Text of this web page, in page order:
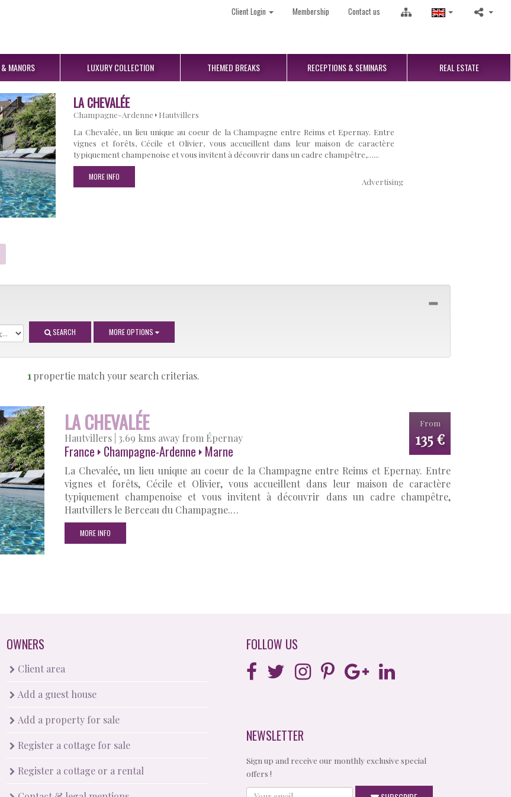
Client Login Membership Contact us
& MANORS LUXURY COLLECTION THEMED BREAKS RECEPTIONS& SEMINARS REAL ESTATE
LA CHEVALÉE
Champagne-Ardenne
Hautvillers
La Chevalée, un lieu unique au coeur de la Champagne entre Reims et Epernay. Entre
vignes et forêts, Cécile et Olivier, vous accueillent dans leur maison de caractère
typiquement champenoise et vous invitent à découvrir dans un cadre champêtre,…...
MORE INFO
Advertising
SEARCH MORE OPTIONS
1propertie match your search criterias.
LA CHEVALÉE
Hautvillers 3.69 kms away from Épernay
France Champagne-Ardenne Marne
From
135 €
La Chevalée, un lieu unique au coeur de la Champagne entre Reims et Epernay. Entre
vignes et forêts, Cécile et Olivier, vous accueillent dans leur maison de caractère
typiquement champenoise et vous invitent à découvrir dans un cadre champêtre,
Hautvillers le Berceau du Champagne.…
MORE INFO
OWNERS
Client area
Add a guest house
Add a property for sale
Register a cottage for sale
Register a cottage or a rental
FOLLOW US
NEWSLETTER
Sign up and receive our monthly exclusive special
offers !
Your